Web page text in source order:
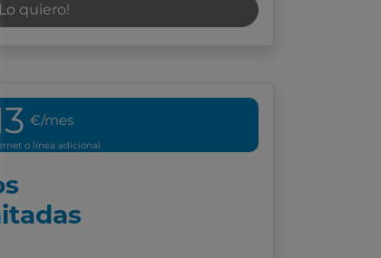
¡Lo quiero!
€/mes
o línea adicional